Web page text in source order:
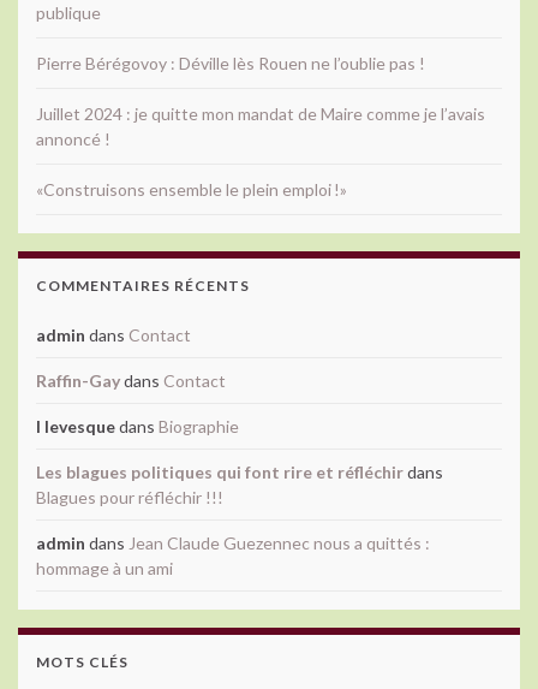
publique
Pierre Bérégovoy : Déville lès Rouen ne l’oublie pas !
Juillet 2024 : je quitte mon mandat de Maire comme je l’avais
annoncé !
«Construisons ensemble le plein emploi !»
COMMENTAIRES RÉCENTS
admin dans Contact
Raffin-Gaydans Contact
l levesquedans Biographie
Les blagues politiques qui font rire et réfléchirdans
Blagues pour réfléchir !!!
admin dans Jean Claude Guezennec nous a quittés :
hommage à un ami
MOTS CLÉS